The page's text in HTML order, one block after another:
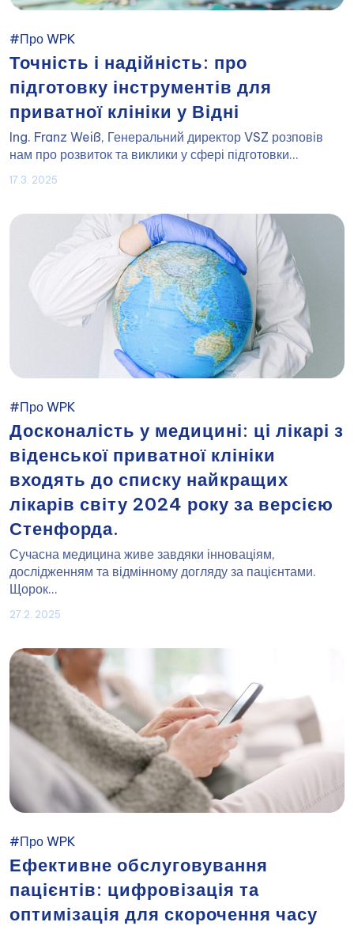
#Про WPK
Точність і надійність: про
підготовку інструментів для
приватної клініки у Відні
Ing. Franz Weiß, Генеральний директор VSZ розповів
нам про розвиток та виклики у сфері підготовки...
17.3. 2025
#Про WPK
Досконалість у медицині: ці лікарі з
віденської приватної клініки
входять до списку найкращих
лікарів світу 2024 року за версією
Стенфорда.
Сучасна медицина живе завдяки інноваціям,
дослідженням та відмінному догляду за пацієнтами.
Щорок...
27.2. 2025
#Про WPK
Ефективне обслуговування
пацієнтів: цифровізація та
оптимізація для скорочення часу